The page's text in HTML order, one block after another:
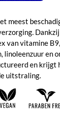
meest
van vitamine B9,
linoleenzuur en
en krijgt
uitstraling.